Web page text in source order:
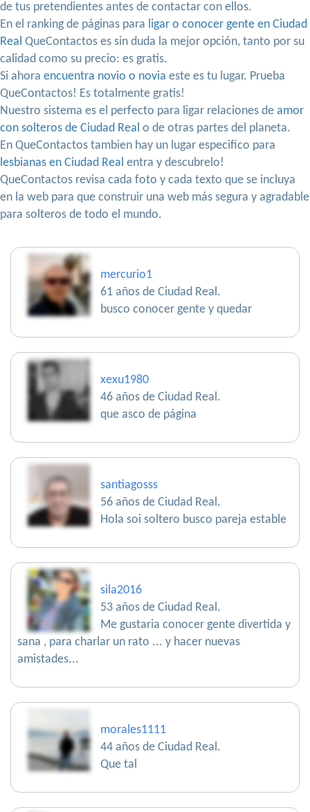
de tus pretendientes antes de contactar con ellos.
En el ranking de páginas para ligar o conocer gente en Ciudad
Real QueContactos es sin duda la mejor opción, tanto por su
calidad como su precio: es gratis.
Si ahora encuentra novio o novia este es tu lugar. Prueba
QueContactos! Es totalmente gratis!
Nuestro sistema es el perfecto para ligar relaciones de amor
con solteros de Ciudad Real o de otras partes del planeta.
En QueContactos tambien hay un lugar especifico para
lesbianas en Ciudad Real entra y descubrelo!
QueContactos revisa cada foto y cada texto que se incluya
en la web para que construir una web más segura y agradable
para solteros de todo el mundo.
mercurio1
61 años de Ciudad Real.
busco conocer gente y quedar
xexu1980
46 años de Ciudad Real.
que asco de página
santiagosss
56 años de Ciudad Real.
Hola soi soltero busco pareja estable
sila2016
53 años de Ciudad Real.
Me gustaria conocer gente divertida y
sana , para charlar un rato ... y hacer nuevas
amistades...
morales1111
44 años de Ciudad Real.
Que tal